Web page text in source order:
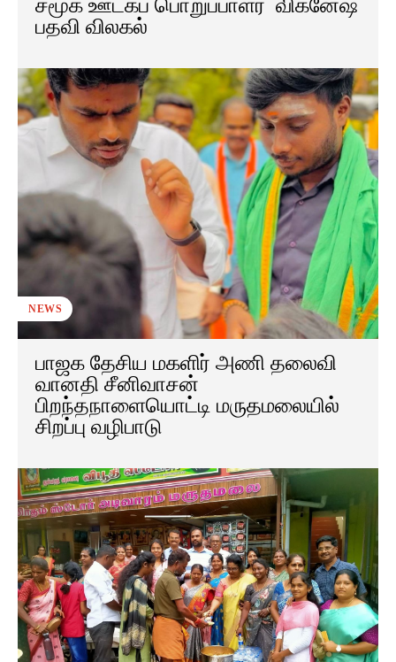
சமூக ஊடகப் பொறுப்பாளர் விக்னேஷ்
பதவி விலகல்
NEWS
பாஜக தேசிய மகளிர் அணி தலைவி
வானதி சீனிவாசன்
பிறந்தநாளையொட்டி மருதமலையில்
சிறப்பு வழிபாடு